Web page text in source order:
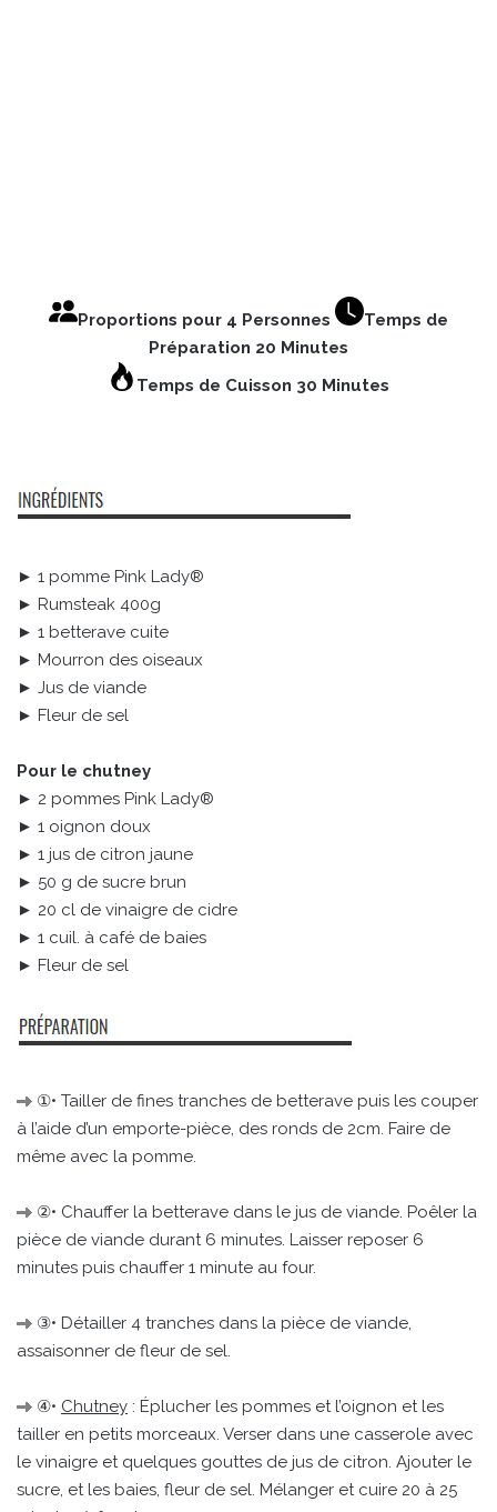
Proportions pour 4 Personnes
Temps de
Préparation 20 Minutes
Temps de Cuisson 30 Minutes
► 1 pomme Pink Lady®
► Rumsteak 400g
► 1 betterave cuite
► Mourron des oiseaux
► Jus de viande
► Fleur de sel
Pour le chutney
► 2 pommes Pink Lady®
► 1 oignon doux
► 1 jus de citron jaune
► 50 g de sucre brun
► 20 cl de vinaigre de cidre
► 1 cuil. à café de baies
► Fleur de sel
①• Tailler de fines tranches de betterave puis les couper
à l’aide d’un emporte-pièce, des ronds de 2cm. Faire de
même avec la pomme.
②• Chauffer la betterave dans le jus de viande. Poêler la
pièce de viande durant 6 minutes. Laisser reposer 6
minutes puis chauffer 1 minute au four.
③• Détailler 4 tranches dans la pièce de viande,
assaisonner de fleur de sel.
④• Chutney : Éplucher les pommes et l’oignon et les
tailler en petits morceaux. Verser dans une casserole avec
le vinaigre et quelques gouttes de jus de citron. Ajouter le
sucre, et les baies, fleur de sel. Mélanger et cuire 20 à 25